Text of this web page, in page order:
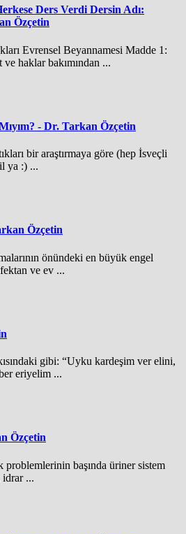
Ders Verdi Dersin Adı:
Özçetin
Evrensel Beyannamesi Madde 1:
haklar bakımından ...
- Dr. Tarkan Özçetin
bir araştırmaya göre (hep İsveçli
ya :) ...
Özçetin
önündeki en büyük engel
ve ev ...
gibi: “Uyku kardeşim ver elini,
eriyelim ...
Özçetin
problemlerinin başında üriner sistem
idrar ...